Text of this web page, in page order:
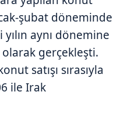
şubat döneminde
aynı dönemine
gerçekleşti.
satışı sırasıyla
ile Irak